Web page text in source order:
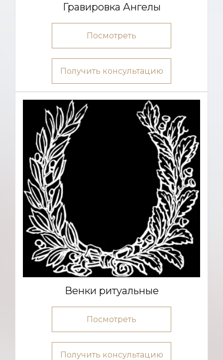
Гравировка Ангелы
Посмотреть
Получить консультацию
Венки ритуальные
Посмотреть
Получить консультацию